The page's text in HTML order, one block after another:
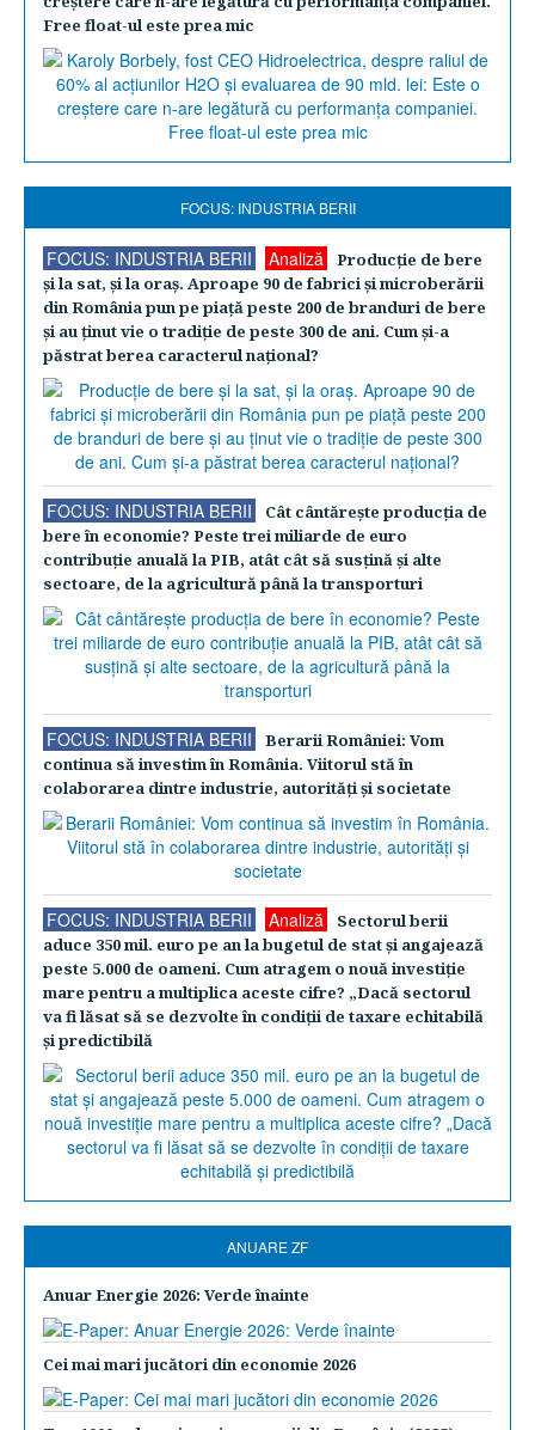
Free float-ul este prea mic
FOCUS: INDUSTRIA BERII
FOCUS: INDUSTRIA BERII Analiză
Producţie de bere
şi la sat, şi la oraş. Aproape 90 de fabrici şi microberării
din România pun pe piaţă peste 200 de branduri de bere
şi au ţinut vie o tradiţie de peste 300 de ani. Cum şi-a
păstrat berea caracterul naţional?
FOCUS: INDUSTRIA BERII
Cât cântăreşte producţia de
bere în economie? Peste trei miliarde de euro
contribuţie anuală la PIB, atât cât să susţină şi alte
sectoare, de la agricultură până la transporturi
FOCUS: INDUSTRIA BERII
Berarii României: Vom
continua să investim în România. Viitorul stă în
colaborarea dintre industrie, autorităţi şi societate
FOCUS: INDUSTRIA BERII Analiză
Sectorul berii
aduce 350 mil. euro pe an la bugetul de stat şi angajează
peste 5.000 de oameni. Cum atragem o nouă investiţie
mare pentru a multiplica aceste cifre? „Dacă sectorul
va fi lăsat să se dezvolte în condiţii de taxare echitabilă
şi predictibilă
ANUARE ZF
Anuar Energie 2026: Verde înainte
Cei mai mari jucători din economie 2026